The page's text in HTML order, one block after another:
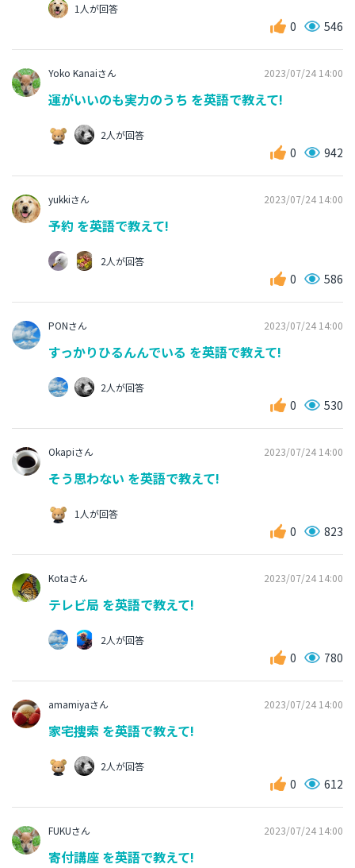
1人が回答
0 546
Yoko Kanaiさん 2023/07/24 14:00
運がいいのも実力のうち を英語で教えて!
2人が回答
0 942
yukkiさん 2023/07/24 14:00
予約 を英語で教えて!
2人が回答
0 586
PONさん 2023/07/24 14:00
すっかりひるんんでいる を英語で教えて!
2人が回答
0 530
Okapiさん 2023/07/24 14:00
そう思わない を英語で教えて!
1人が回答
0 823
Kotaさん 2023/07/24 14:00
テレビ局 を英語で教えて!
2人が回答
0 780
amamiyaさん 2023/07/24 14:00
家宅捜索 を英語で教えて!
2人が回答
0 612
FUKUさん 2023/07/24 14:00
寄付講座 を英語で教えて!